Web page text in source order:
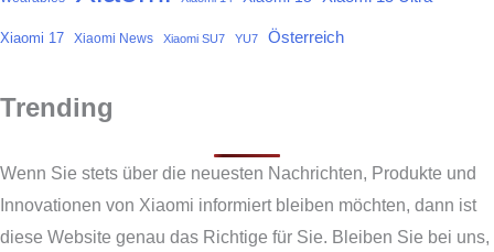
Xiaomi 17 Xiaomi News Xiaomi SU7 YU7 Österreich
Trending
Wenn Sie stets über die neuesten Nachrichten, Produkte und
Innovationen von Xiaomi informiert bleiben möchten, dann ist
diese Website genau das Richtige für Sie. Bleiben Sie bei uns,